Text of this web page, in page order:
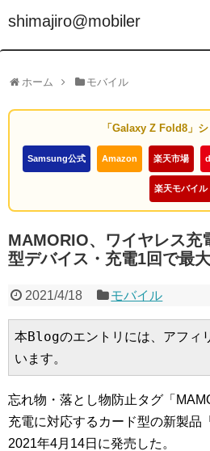
shimajiro@mobiler
ホーム モバイル
「Galaxy Z Fold8」
Samsung公式 Amazon 楽天市場
楽天モバイル
MAMORIO、ワイヤレス充
型デバイス・充電1回で最
2021/4/18 モバイル
本Blogのエントリには、アフィ
います。
忘れ物・落とし物防止タグ「
充電に対応するカード型の新製品
2021年4月14日に発売した。